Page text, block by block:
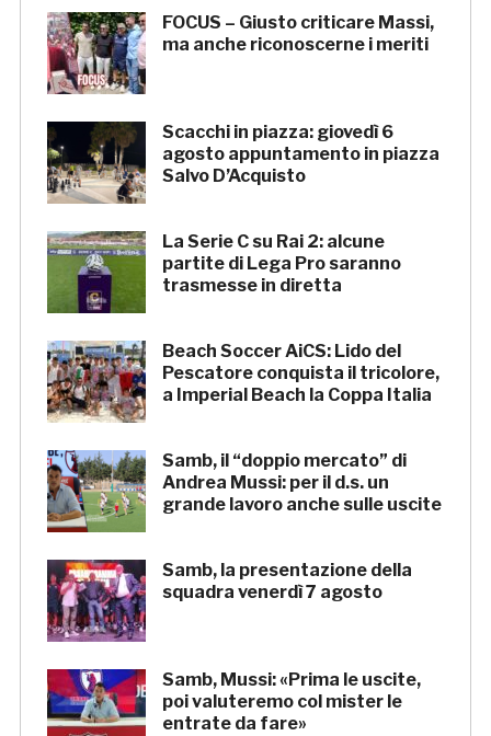
FOCUS – Giusto criticare Massi,
ma anche riconoscerne i meriti
Scacchi in piazza: giovedì 6
agosto appuntamento in piazza
Salvo D’Acquisto
La Serie C su Rai 2: alcune
partite di Lega Pro saranno
trasmesse in diretta
Beach Soccer AiCS: Lido del
Pescatore conquista il tricolore,
a Imperial Beach la Coppa Italia
Samb, il “doppio mercato” di
Andrea Mussi: per il d.s. un
grande lavoro anche sulle uscite
Samb, la presentazione della
squadra venerdì 7 agosto
Samb, Mussi: «Prima le uscite,
poi valuteremo col mister le
entrate da fare»